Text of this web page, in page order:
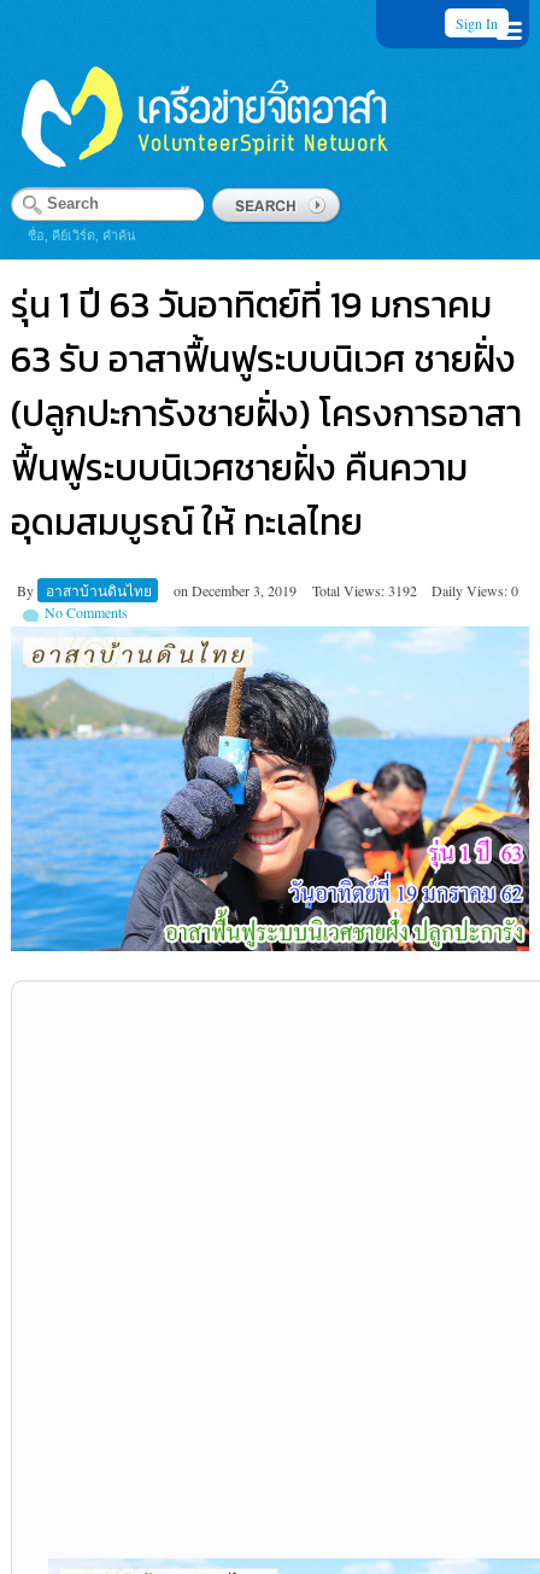
Sign In
ชื่อ, คีย์เวิร์ด, คำค้น
รุ่น 1 ปี 63 วันอาทิตย์ที่ 19 มกราคม
63 รับ อาสาฟื้นฟูระบบนิเวศ ชายฝั่ง
(ปลูกปะการังชายฝั่ง) โครงการอาสา
ฟื้นฟูระบบนิเวศชายฝั่ง คืนความ
อุดมสมบูรณ์ ให้ ทะเลไทย
By อาสาบ้านดินไทย on December 3, 2019 Total Views: 3192
Daily Views: 0
No Comments